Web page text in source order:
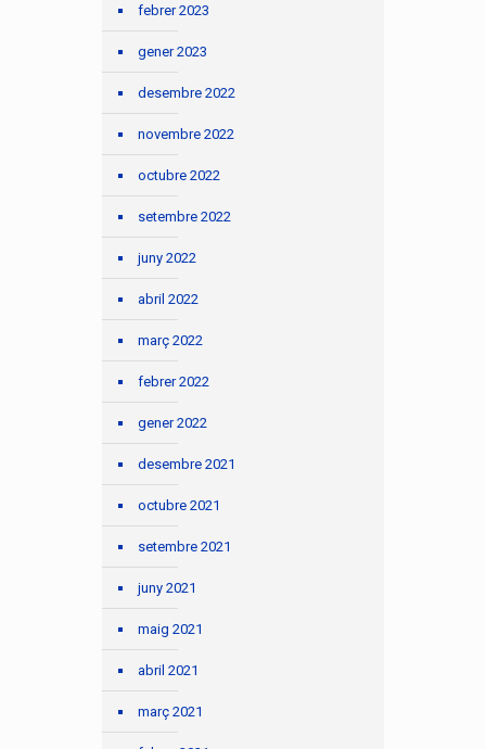
febrer 2023
gener 2023
desembre 2022
novembre 2022
octubre 2022
setembre 2022
juny 2022
abril 2022
març 2022
febrer 2022
gener 2022
desembre 2021
octubre 2021
setembre 2021
juny 2021
maig 2021
abril 2021
març 2021